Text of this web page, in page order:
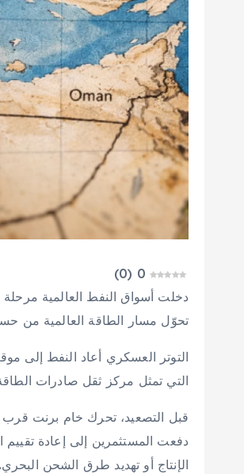
0
(
0
)
دخلت أسواق النفط العالمية
تحوّل مسار الطاقة العالمية من
التوتر العسكري أعاد النفط إلى
التي تمثل مركز ثقل صادرات الطاقة
دفعت المستثمرين إلى إعادة
الإنتاج أو تهديد طرق الشحن